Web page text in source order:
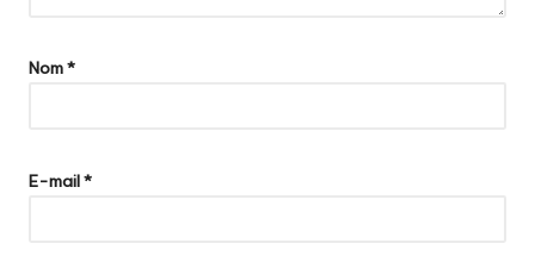
Nom*
E-mail*